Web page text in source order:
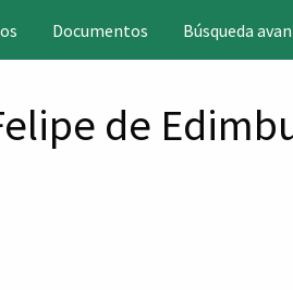
Documentos Búsqueda
de